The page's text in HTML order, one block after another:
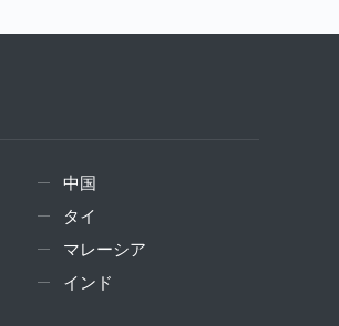
中国
タイ
マレーシア
インド